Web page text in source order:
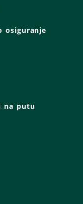
osiguranje
na putu